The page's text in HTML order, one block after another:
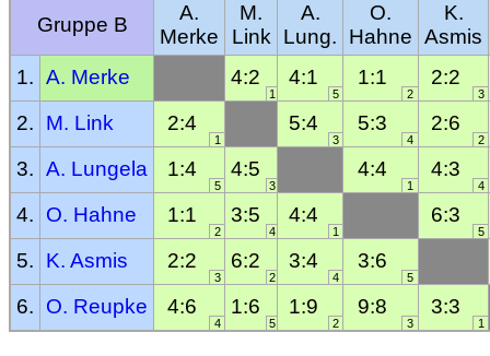
Gruppe B
A.
Merke
M.
Link
A.
Lung.
O.
Hahne
K.
Asmis
1. A. Merke 4:2 4:1 1:1 2:2
1 5 2 3
2. M. Link 2:4 5:4 5:3 2:6
1 3 4 2
3. A. Lungela 1:4 4:5 4:4 4:3
5 3 1 4
4. O. Hahne 1:1 3:5 4:4 6:3
2 4 1 5
5. K. Asmis 2:2 6:2 3:4 3:6
3 2 4 5
6. O. Reupke 4:6 1:6 1:9 9:8 3:3
4 5 2 3 1